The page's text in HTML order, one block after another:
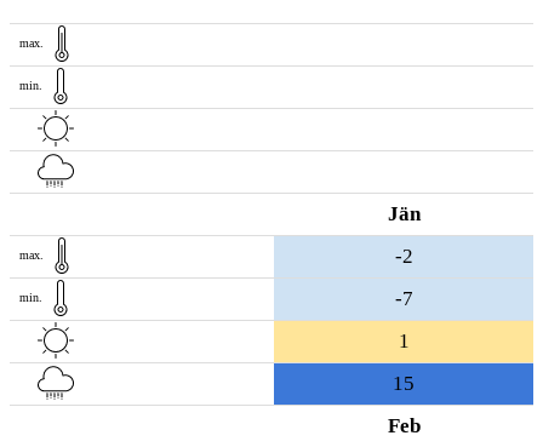
max.
min.
Jän
max. -2
min.
-7
1
15
Feb